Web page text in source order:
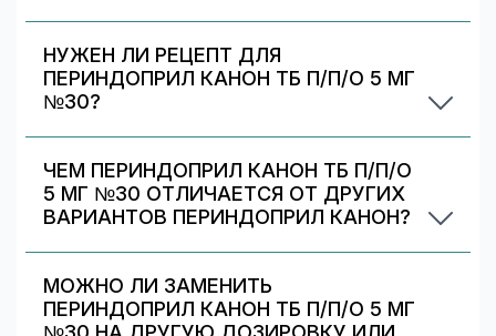
(если доступно). После оформления получите
номер заказа и выкупите препарат в аптеке.
НУЖЕН ЛИ РЕЦЕПТ ДЛЯ
ПЕРИНДОПРИЛ КАНОН ТБ П/П/О 5 МГ
№30?
Уточняйте правила у выбранной аптеки.
ЧЕМ ПЕРИНДОПРИЛ КАНОН ТБ П/П/О
5 МГ №30 ОТЛИЧАЕТСЯ ОТ ДРУГИХ
ВАРИАНТОВ ПЕРИНДОПРИЛ КАНОН?
блоке «Формы выпуска» можно сравнить цены
и наличие по другим вариантам.
МОЖНО ЛИ ЗАМЕНИТЬ
ПЕРИНДОПРИЛ КАНОН ТБ П/П/О 5 МГ